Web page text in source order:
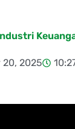
2025